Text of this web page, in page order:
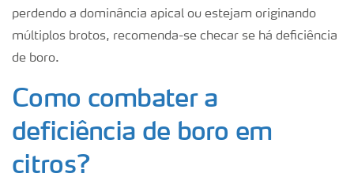
perdendo a dominância apical ou estejam originando
múltiplos brotos, recomenda-se checar se há deficiência
de boro.
Como combater a
deficiência de boro em
citros?